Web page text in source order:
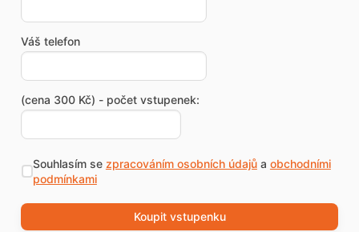
Váš telefon
(cena 300 Kč) - počet vstupenek:
Souhlasím se zpracováním osobních údajůa obchodními
podmínkami
Koupit vstupenku